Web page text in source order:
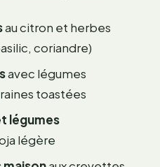
au citron et herbes
coriandre)
avec légumes
toastées
légumes
légère